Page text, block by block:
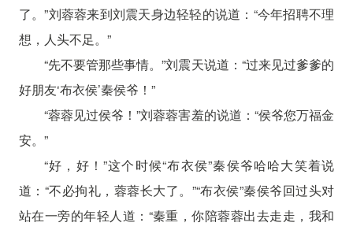
了。”刘蓉蓉来到刘震天身边轻轻的说道：“今年招聘不理
想，人头不足。”
“先不要管那些事情。”刘震天说道：“过来见过爹爹的
好朋友‘布衣侯’秦侯爷！”
“蓉蓉见过侯爷！”刘蓉蓉害羞的说道：“侯爷您万福金
安。”
“好，好！”这个时候“布衣侯”秦侯爷哈哈大笑着说
道：“不必拘礼，蓉蓉长大了。”“布衣侯”秦侯爷回过头对
站在一旁的年轻人道：“秦重，你陪蓉蓉出去走走，我和